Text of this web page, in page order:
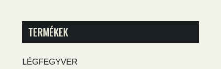
TERMÉKEK
LÉGFEGYVER